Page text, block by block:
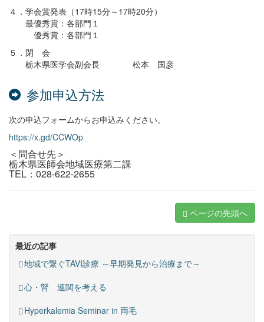
４．学会賞発表（17時15分～17時20分）
最優秀賞：各部門１
優秀賞：各部門１
５．閉 会
栃木県医学会副会長 松本 国彦
参加申込方法
次の申込フォームからお申込みください。
https://x.gd/CCWOp
＜問合せ先＞
栃木県医師会地域医療第二課
TEL：028-622-2655
ページの先頭へ
最近の記事
地域で繋ぐTAVI診療 ～早期発見から治療まで～
心・腎 連関を考える
Hyperkalemia Seminar in 両毛